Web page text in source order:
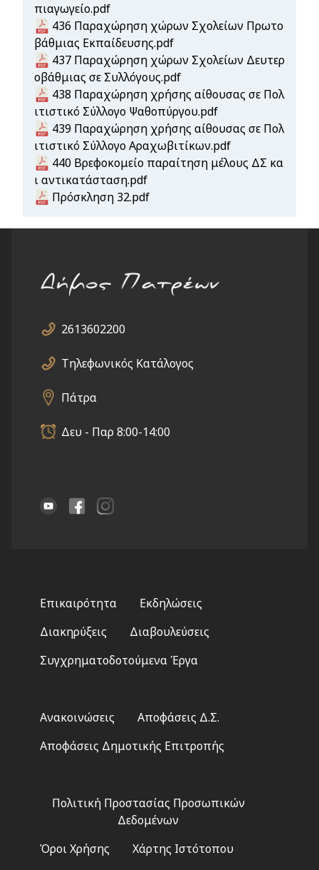
πιαγωγείο.pdf
Document
436 Παραχώρηση χώρων Σχολείων Πρωτο
βάθμιας Εκπαίδευσης.pdf
Document
437 Παραχώρηση χώρων Σχολείων Δευτερ
οβάθμιας σε Συλλόγους.pdf
Document
438 Παραχώρηση χρήσης αίθουσας σε Πολ
ιτιστικό Σύλλογο Ψαθοπύργου.pdf
Document
439 Παραχώρηση χρήσης αίθουσας σε Πολ
ιτιστικό Σύλλογο Αραχωβιτίκων.pdf
Document
440 Βρεφοκομείο παραίτηση μέλους ΔΣ κα
ι αντικατάσταση.pdf
Document
Πρόσκληση 32.pdf
2613602200
Τηλεφωνικός Κατάλογος
Πάτρα
Δευ - Παρ 8:00-14:00
menu
Επικαιρότητα
Εκδηλώσεις
Διακηρύξεις
Διαβουλεύσεις
Συγχρηματοδοτούμενα Έργα
2
Ανακοινώσεις
Αποφάσεις Δ.Σ.
Αποφάσεις Δημοτικής Επιτροπής
Πολιτική Προστασίας Προσωπικών
Δεδομένων
Όροι Χρήσης
Χάρτης Ιστότοπου